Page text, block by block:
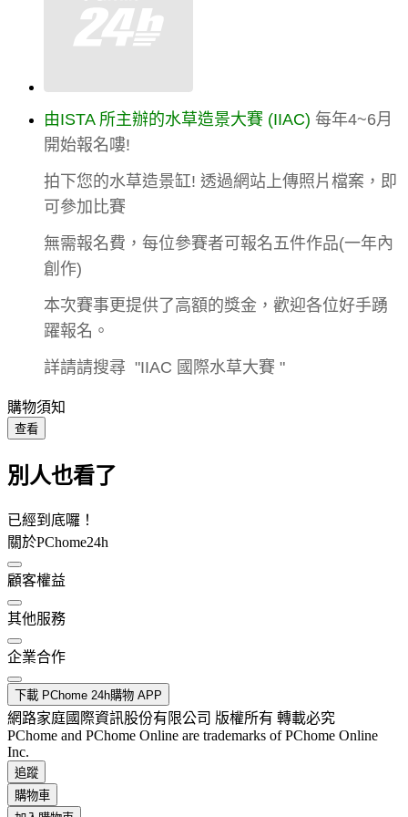
由ISTA 所主辦的水草造景大賽 (IIAC) 每年4~6月
開始報名嘍!
拍下您的水草造景缸! 透過網站上傳照片檔案，即
可參加比賽
無需報名費，每位參賽者可報名五件作品(一年內
創作)
本次賽事更提供了高額的獎金，歡迎各位好手踴
躍報名。
詳請請搜尋 "IIAC 國際水草大賽 "
購物須知
查看
別人也看了
已經到底囉！
關於PChome24h
顧客權益
其他服務
企業合作
下載 PChome 24h購物 APP
網路家庭國際資訊股份有限公司 版權所有 轉載必究
PChome and PChome Online are trademarks of PChome Online
Inc.
追蹤
購物車